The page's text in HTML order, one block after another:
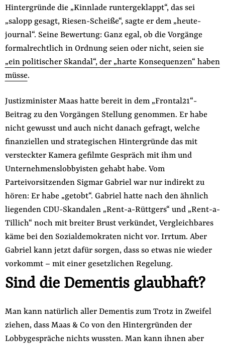
Hintergründe die „Kinnlade runtergeklappt“, das sei
„salopp gesagt, Riesen-Scheiße“, sagte er dem „heute-
journal“. Seine Bewertung: Ganz egal, ob die Vorgänge
formalrechtlich in Ordnung seien oder nicht, seien sie
„ein politischer Skandal“, der „harte Konsequenzen“ haben
müsse.
Justizminister Maas hatte bereit in dem „Frontal21“-
Beitrag zu den Vorgängen Stellung genommen. Er habe
nicht gewusst und auch nicht danach gefragt, welche
finanziellen und strategischen Hintergründe das mit
versteckter Kamera gefilmte Gespräch mit ihm und
Unternehmenslobbyisten gehabt habe. Vom
Parteivorsitzenden Sigmar Gabriel war nur indirekt zu
hören: Er habe „getobt“. Gabriel hatte nach den ähnlich
liegenden CDU-Skandalen „Rent-a-Rüttgers“ und „Rent-a-
Tillich“ noch mit breiter Brust verkündet, Vergleichbares
käme bei den Sozialdemokraten nicht vor. Irrtum. Aber
Gabriel kann jetzt dafür sorgen, dass so etwas nie wieder
vorkommt – mit einer gesetzlichen Regelung.
Sind die Dementis glaubhaft?
Man kann natürlich aller Dementis zum Trotz in Zweifel
ziehen, dass Maas & Co von den Hintergründen der
Lobbygespräche nichts wussten. Man kann ihnen aber